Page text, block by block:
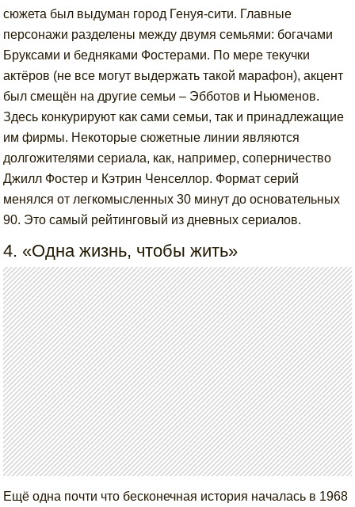
сюжета был выдуман город Генуя-сити. Главные
персонажи разделены между двумя семьями: богачами
Бруксами и бедняками Фостерами. По мере текучки
актёров (не все могут выдержать такой марафон), акцент
был смещён на другие семьи – Эбботов и Ньюменов.
Здесь конкурируют как сами семьи, так и принадлежащие
им фирмы. Некоторые сюжетные линии являются
долгожителями сериала, как, например, соперничество
Джилл Фостер и Кэтрин Ченселлор. Формат серий
менялся от легкомысленных 30 минут до основательных
90. Это самый рейтинговый из дневных сериалов.
4. «Одна жизнь, чтобы жить»
Ещё одна почти что бесконечная история началась в 1968